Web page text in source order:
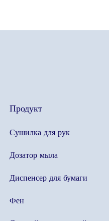
Продукт
Сушилка для рук
Дозатор мыла
Диспенсер для бумаги
Фен